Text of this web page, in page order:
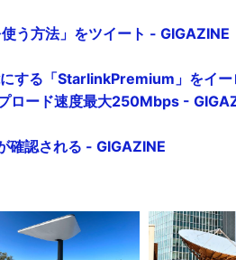
う方法」をツイート - GIGAZINE
する「StarlinkPremium」をイー
ロード速度最大250Mbps -
確認される - GIGAZINE